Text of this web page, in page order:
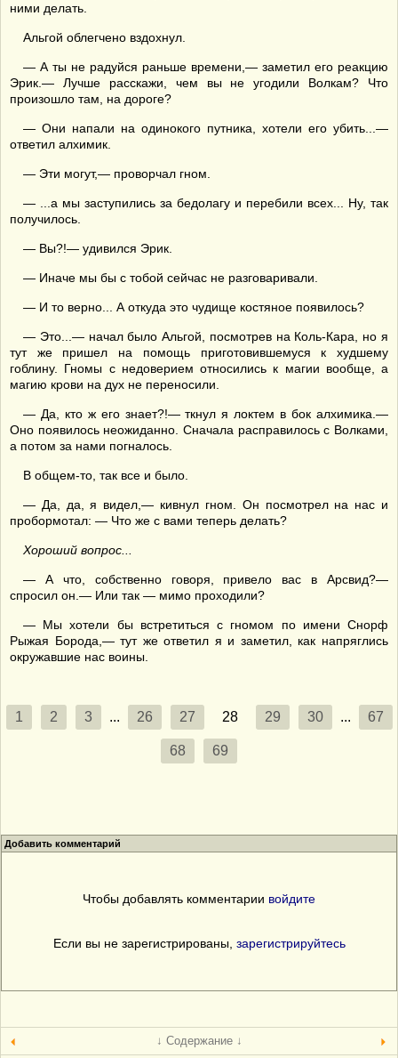
ними делать.
Альгой облегчено вздохнул.
— А ты не радуйся раньше времени,— заметил его реакцию
Эрик.— Лучше расскажи, чем вы не угодили Волкам? Что
произошло там, на дороге?
— Они напали на одинокого путника, хотели его убить...—
ответил алхимик.
— Эти могут,— проворчал гном.
— ...а мы заступились за бедолагу и перебили всех... Ну, так
получилось.
— Вы?!— удивился Эрик.
— Иначе мы бы с тобой сейчас не разговаривали.
— И то верно... А откуда это чудище костяное появилось?
— Это...— начал было Альгой, посмотрев на Коль-Кара, но я
тут же пришел на помощь приготовившемуся к худшему
гоблину. Гномы с недоверием относились к магии вообще, а
магию крови на дух не переносили.
— Да, кто ж его знает?!— ткнул я локтем в бок алхимика.—
Оно появилось неожиданно. Сначала расправилось с Волками,
а потом за нами погналось.
В общем-то, так все и было.
— Да, да, я видел,— кивнул гном. Он посмотрел на нас и
пробормотал: — Что же с вами теперь делать?
Хороший вопрос...
— А что, собственно говоря, привело вас в Арсвид?—
спросил он.— Или так — мимо проходили?
— Мы хотели бы встретиться с гномом по имени Снорф
Рыжая Борода,— тут же ответил я и заметил, как напряглись
окружавшие нас воины.
1 2 3 ... 26 27 28 29 30 ... 67
68 69
Добавить комментарий
Чтобы добавлять комментарии войдите
Если вы не зарегистрированы, зарегистрируйтесь
↓ Содержание ↓